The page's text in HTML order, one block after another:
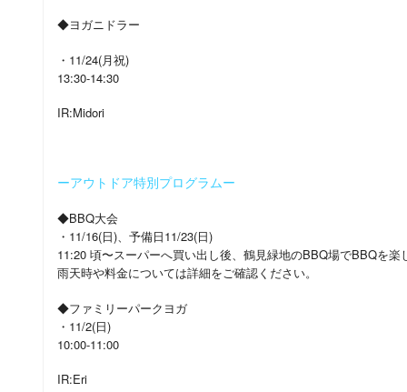
◆ヨガニドラー
・11/24(月祝)
13:30-14:30
IR:Midori
ーアウトドア特別プログラムー
◆BBQ大会
・11/16(日)、予備日11/23(日)
11:20 頃〜スーパーへ買い出し後、鶴見緑地のBBQ場でBBQを楽
雨天時や料金については詳細をご確認ください。
◆ファミリーパークヨガ
・11/2(日)
10:00-11:00
IR:Eri